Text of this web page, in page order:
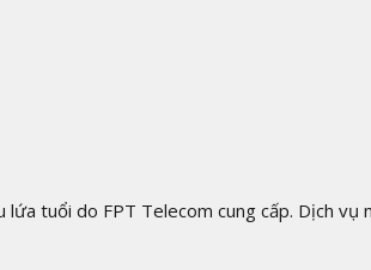
lứa tuổi do FPT Telecom cung cấp. Dịch